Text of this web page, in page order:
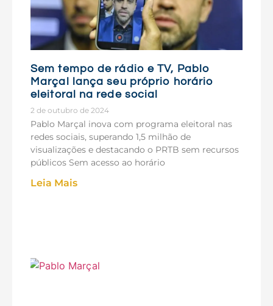
Sem tempo de rádio e TV, Pablo
Marçal lança seu próprio horário
eleitoral na rede social
2 de outubro de 2024
Pablo Marçal inova com programa eleitoral nas
redes sociais, superando 1,5 milhão de
visualizações e destacando o PRTB sem recursos
públicos Sem acesso ao horário
Leia Mais